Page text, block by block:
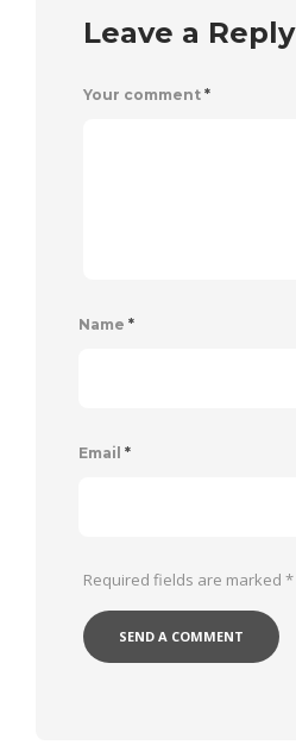
Leave a Reply
Your comment *
Name *
Email *
Required fields are marked *